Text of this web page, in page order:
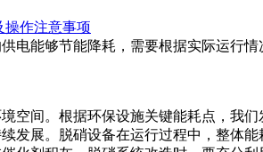
操作注意事项
能够节能降耗，需要根据实际运行
间。根据环保设施关键能耗点，我
展。脱硝设备在运行过程中，整体